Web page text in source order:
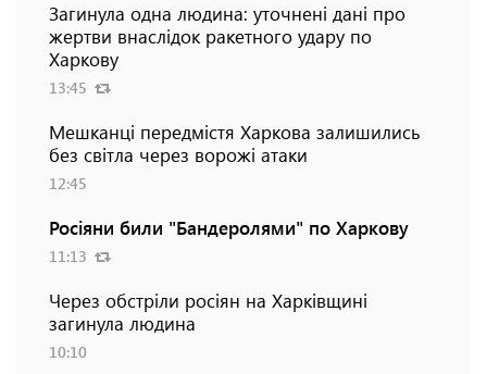
Загинула одна людина: уточнені дані про
жертви внаслідок ракетного удару по
Харкову
13:45
Мешканці передмістя Харкова залишились
без світла через ворожі атаки
12:45
Росіяни били "Бандеролями" по Харкову
11:13
Через обстріли росіян на Харківщині
загинула людина
10:10